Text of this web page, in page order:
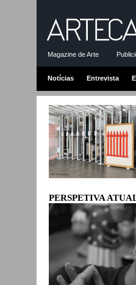
Magazine de Arte
Notícias Entrevista
PERSPETIVA